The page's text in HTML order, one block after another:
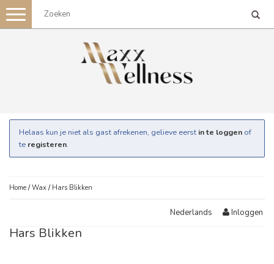
Toggle
navigation
Helaas kun je niet als gast afrekenen, gelieve eerst in te loggen of
te registeren.
Home /Wax / Hars Blikken
Nederlands Inloggen
Hars Blikken